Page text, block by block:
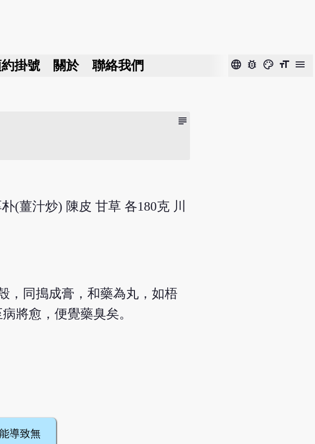
掛號 關於 聯絡我們 language bug_report color_lens format_size menu
subject
(薑汁炒) 陳皮 甘草 各180克 川
，同搗成膏，和藥為丸，如梧
將愈，便覺藥臭矣。
導致無